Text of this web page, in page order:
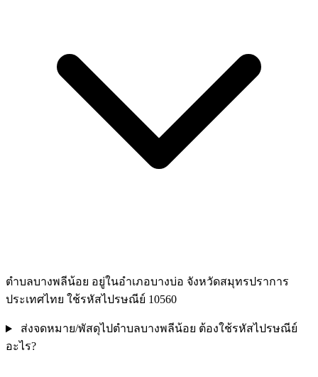
ตำบลบางพลีน้อย อยู่ในอำเภอบางบ่อ จังหวัดสมุทรปราการ
ประเทศไทย ใช้รหัสไปรษณีย์ 10560
ส่งจดหมาย/พัสดุไปตำบลบางพลีน้อย ต้องใช้รหัสไปรษณีย์
อะไร?